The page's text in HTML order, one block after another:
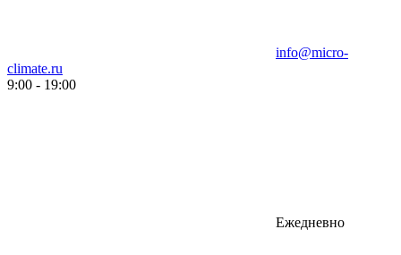
info@micro-
climate.ru
9:00 - 19:00
Ежедневно